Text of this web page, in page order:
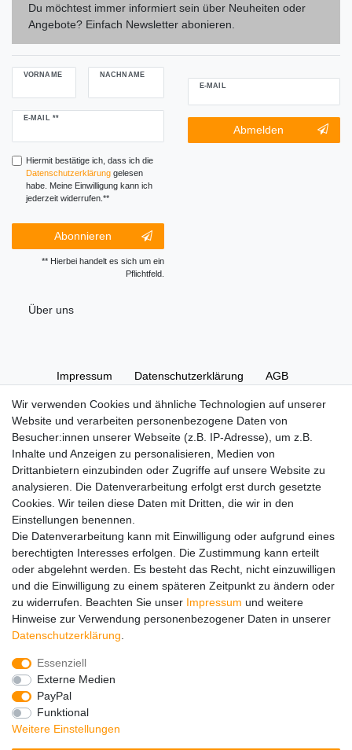
Du möchtest immer informiert sein über Neuheiten oder
Angebote? Einfach Newsletter abonieren.
VORNAME NACHNAME
E-MAIL **
Newsletter
Hiermit bestätige ich, dass ich die
Daten­schutz­erklärunggelesen
habe. Meine Einwilligung kann ich
jederzeit widerrufen.**
Abonnieren
** Hierbei handelt es sich um ein
Pflichtfeld.
E-MAIL
Newsletter-
Abmeldung
Abmelden
Wir verwenden Cookies und ähnliche Technologien auf unserer
Website und verarbeiten personenbezogene Daten von
Besucher:innen unserer Webseite (z.B. IP-Adresse), um z.B.
Inhalte und Anzeigen zu personalisieren, Medien von
Drittanbietern einzubinden oder Zugriffe auf unsere Website zu
analysieren. Die Datenverarbeitung erfolgt erst durch gesetzte
Cookies. Wir teilen diese Daten mit Dritten, die wir in den
Einstellungen benennen.
Die Datenverarbeitung kann mit Einwilligung oder aufgrund eines
berechtigten Interesses erfolgen. Die Zustimmung kann erteilt
oder abgelehnt werden. Es besteht das Recht, nicht einzuwilligen
und die Einwilligung zu einem späteren Zeitpunkt zu ändern oder
zu widerrufen. Beachten Sie unser Impressum und weitere
Hinweise zur Verwendung personenbezogener Daten in unserer
Daten­schutz­erklärung
Essenziell
Externe Medien
PayPal
Funktional
Weitere Einstellungen
Über uns
Impressum Daten­schutz­erklärung AGB
Widerrufs­recht Vertrag widerrufen Kontakt
Hinweise zur Batterieentsorgung
Im Zusammenhang mit dem Vertrieb von Batterien oder mit
der Lieferung von Geräten, die Batterien enthalten, sind wir
verpflichtet, Sie auf folgendes hinzuweisen:
Sie sind zur Rückgabe gebrauchter Batterien als Endnutzer
gesetzlich verpflichtet. Sie können Altbatterien, die wir als
Neubatterien im Sortiment führen oder geführt haben,
unentgeltlich an unserem Versandlager (Versandadresse)
zurückgeben. Die auf den Batterien abgebildeten Symbole
haben folgende Bedeutung:
Das Symbol der durchgekreuzten Mülltonne bedeutet, dass
die Batterie nicht in den Hausmüll gegeben werden darf.
Pb = Batterie enthält mehr als 0,004 Masseprozent Blei
Cd = Batterie enthält mehr als 0,002 Masseprozent
Cadmium
Hg = Batterie enthält mehr als 0,0005 Masseprozent